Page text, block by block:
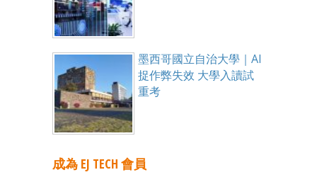
墨西哥國立自治大學｜AI
捉作弊失效 大學入讀試
重考
成為 EJ TECH 會員